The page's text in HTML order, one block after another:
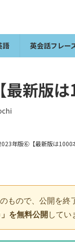
語 英会話フレー
新版は
年版⑥【最新版は1000
もので、公開を終
を無料公開してい